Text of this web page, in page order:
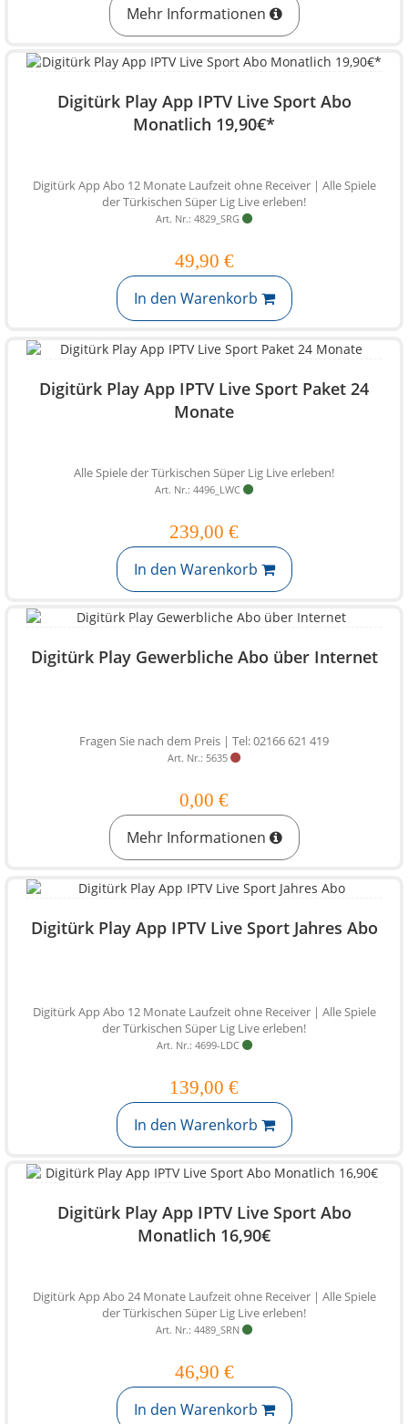
Mehr Informationen
Digitürk Play App IPTV Live Sport Abo
Monatlich 19,90€*
Digitürk App Abo 12 Monate Laufzeit ohne Receiver | Alle Spiele
der Türkischen Süper Lig Live erleben!
Art. Nr.: 4829_SRG
49,90 €
In den Warenkorb
Digitürk Play App IPTV Live Sport Paket 24
Monate
Alle Spiele der Türkischen Süper Lig Live erleben!
Art. Nr.: 4496_LWC
239,00 €
In den Warenkorb
Digitürk Play Gewerbliche Abo über Internet
Fragen Sie nach dem Preis | Tel: 02166 621 419
Art. Nr.: 5635
0,00 €
Mehr Informationen
Digitürk Play App IPTV Live Sport Jahres Abo
Digitürk App Abo 12 Monate Laufzeit ohne Receiver | Alle Spiele
der Türkischen Süper Lig Live erleben!
Art. Nr.: 4699-LDC
139,00 €
In den Warenkorb
Digitürk Play App IPTV Live Sport Abo
Monatlich 16,90€
Digitürk App Abo 24 Monate Laufzeit ohne Receiver | Alle Spiele
der Türkischen Süper Lig Live erleben!
Art. Nr.: 4489_SRN
46,90 €
In den Warenkorb